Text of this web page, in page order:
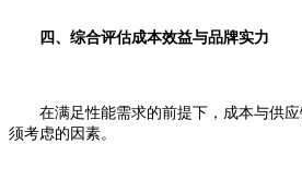
四、综合评估成本效益与品牌实力
在满足性能需求的前提下，成本与供应
须考虑的因素。